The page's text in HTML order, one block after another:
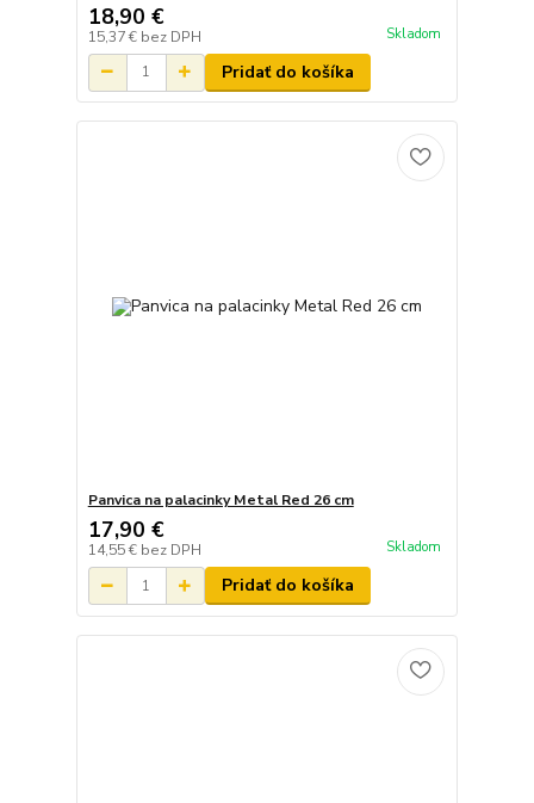
18,90 €
15,37 € bez DPH Skladom
Pridať do košíka
Panvica na palacinky Metal Red 26 cm
17,90 €
14,55 € bez DPH Skladom
Pridať do košíka